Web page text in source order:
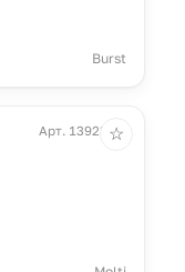
Burst
Арт. 13923.30
☆